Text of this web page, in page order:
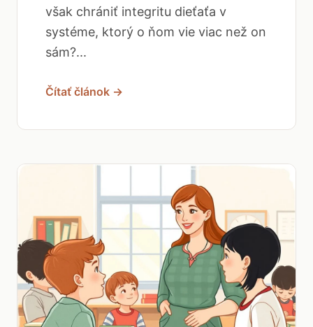
však chrániť integritu dieťaťa v
systéme, ktorý o ňom vie viac než on
sám?...
Čítať článok →